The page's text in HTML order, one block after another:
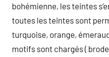
bohémienne, les teintes
toutes les teintes sont
turquoise, orange,
motifs sont chargés (